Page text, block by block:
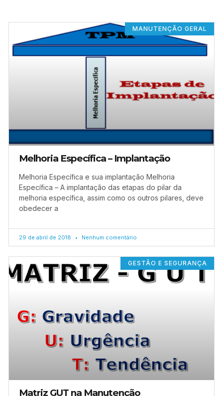
MANUTENÇÃO GERAL
Melhoria Específica – Implantação
Melhoria Específica e sua implantação Melhoria
Específica – A implantação das etapas do pilar da
melhoria específica, assim como os outros pilares, deve
obedecer a
29 de abril de 2018 Nenhum comentário
GESTÃO E SEGURANÇA
Matriz GUT na Manutenção